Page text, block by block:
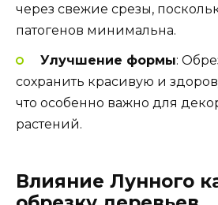
через свежие срезы,
патогенов минимальна.
Улучшение формы:
сохранить красивую и
что особенно важно для
растений.
Влияние Лунного